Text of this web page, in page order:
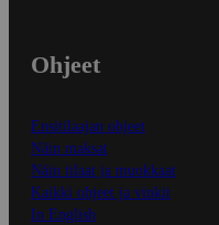
Ohjeet
Ensitilaajan ohjeet
Näin maksat
Näin tilaat ja muokkaat
Kaikki ohjeet ja vinkit
In English